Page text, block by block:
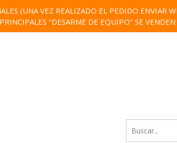
(UNA VEZ REALIZADO EL PEDIDO
"DESARME DE EQUIPO" SE